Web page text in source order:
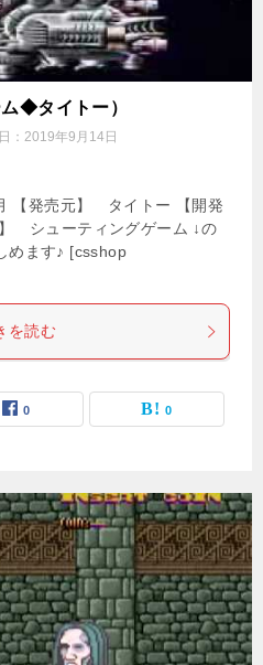
◆タイトー）
： 2019年9月14日
【発売元】 タイトー 【開発
シューティングゲーム ↓の
めます♪ [csshop
を読む
0 0